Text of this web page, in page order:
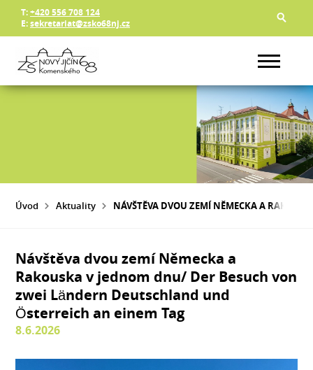
T:+420 556 708 124
E:sekretariat@zsko68nj.cz
Úvod Aktuality NÁVŠTĚVA DVOU ZEMÍ NĚMECKA A
Návštěva dvou zemí Německa a
Rakouska v jednom dnu/ Der Besuch von
zwei Ländern Deutschland und
Österreich an einem Tag
8.6.2026